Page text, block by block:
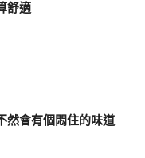
舒適
然會有個悶住的味道